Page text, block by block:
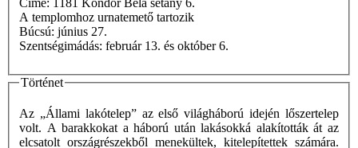
A templomhoz urnatemető tartozik
Búcsú: június 27.
Szentségimádás: február 13. és október 6.
Történet
Az „Állami lakótelep” az első világháború idején lőszertelep
volt. A barakkokat a háború után lakásokká alakították át az
elcsatolt országrészekből menekültek, kitelepítettek számára.